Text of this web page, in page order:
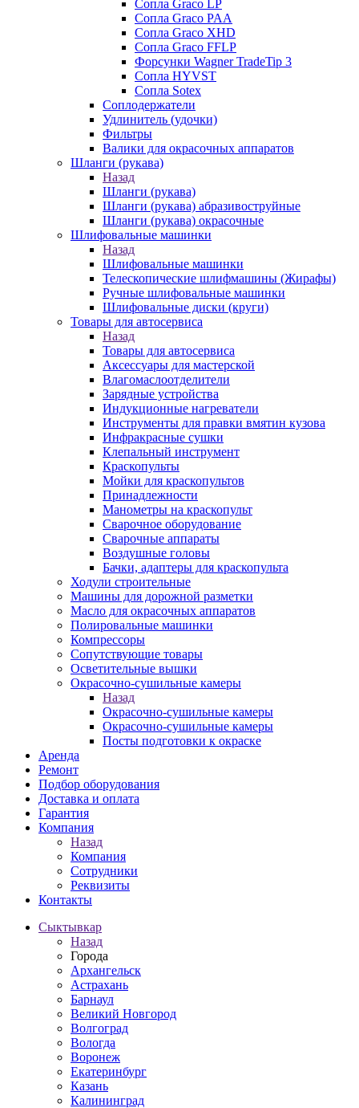
Сопла Graco LP
Сопла Graco PAA
Сопла Graco XHD
Сопла Graco FFLP
Форсунки Wagner TradeTip 3
Сопла HYVST
Сопла Sotex
Соплодержатели
Удлинитель (удочки)
Фильтры
Валики для окрасочных аппаратов
Шланги (рукава)
Назад
Шланги (рукава)
Шланги (рукава) абразивоструйные
Шланги (рукава) окрасочные
Шлифовальные машинки
Назад
Шлифовальные машинки
Телескопические шлифмашины (Жирафы)
Ручные шлифовальные машинки
Шлифовальные диски (круги)
Товары для автосервиса
Назад
Товары для автосервиса
Аксессуары для мастерской
Влагомаслоотделители
Зарядные устройства
Индукционные нагреватели
Инструменты для правки вмятин кузова
Инфракрасные сушки
Клепальный инструмент
Краскопульты
Мойки для краскопультов
Принадлежности
Манометры на краскопульт
Сварочное оборудование
Сварочные аппараты
Воздушные головы
Бачки, адаптеры для краскопульта
Ходули строительные
Машины для дорожной разметки
Масло для окрасочных аппаратов
Полировальные машинки
Компрессоры
Сопутствующие товары
Осветительные вышки
Окрасочно-сушильные камеры
Назад
Окрасочно-сушильные камеры
Окрасочно-сушильные камеры
Посты подготовки к окраске
Аренда
Ремонт
Подбор оборудования
Доставка и оплата
Гарантия
Компания
Назад
Компания
Сотрудники
Реквизиты
Контакты
Сыктывкар
Назад
Города
Архангельск
Астрахань
Барнаул
Великий Новгород
Волгоград
Вологда
Воронеж
Екатеринбург
Казань
Калининград